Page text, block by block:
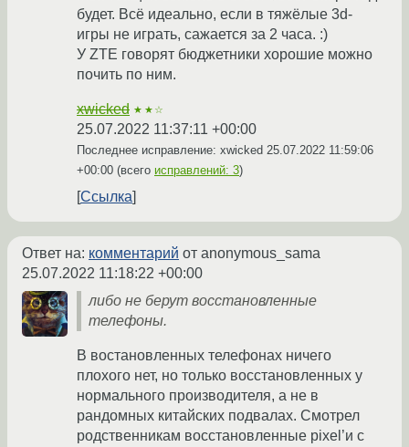
будет. Всё идеально, если в тяжёлые 3d-
игры не играть, сажается за 2 часа. :)
У ZTE говорят бюджетники хорошие можно
почить по ним.
xwicked ★★☆
25.07.2022 11:37:11 +00:00
Последнее исправление: xwicked 25.07.2022 11:59:06
+00:00 (всего исправлений: 3)
Ссылка
Ответ на: комментарий от anonymous_sama
25.07.2022 11:18:22 +00:00
либо не берут восстановленные
телефоны.
В востановленных телефонах ничего
плохого нет, но только восстановленных у
нормального производителя, а не в
рандомных китайских подвалах. Смотрел
родственникам восстановленные pixel’и с